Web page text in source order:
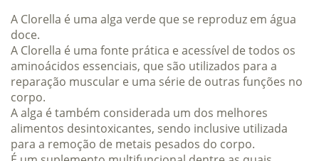
A Clorella é uma alga verde que se reproduz em água
doce.
A Clorella é uma fonte prática e acessível de todos os
aminoácidos essenciais, que são utilizados para a
reparação muscular e uma série de outras funções no
corpo.
A alga é também considerada um dos melhores
alimentos desintoxicantes, sendo inclusive utilizada
para a remoção de metais pesados do corpo.